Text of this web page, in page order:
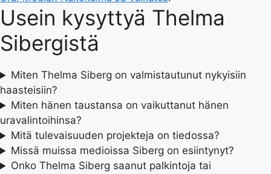
Usein kysyttyä Thelma
Sibergistä
Miten Thelma Siberg on valmistautunut nykyisiin
haasteisiin?
Miten hänen taustansa on vaikuttanut hänen
uravalintoihinsa?
Mitä tulevaisuuden projekteja on tiedossa?
Missä muissa medioissa Siberg on esiintynyt?
Onko Thelma Siberg saanut palkintoja tai